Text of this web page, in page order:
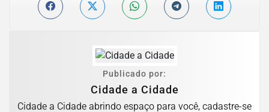
Publicado por:
Cidade a Cidade
Cidade a Cidade abrindo espaço para você, cadastre-se